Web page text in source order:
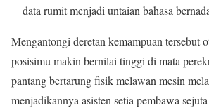
data rumit menjadi untaian bahasa
Mengantongi deretan kemampuan tersebut
posisimu makin bernilai tinggi di mata
pantang bertarung fisik melawan mesin
menjadikannya asisten setia pembawa